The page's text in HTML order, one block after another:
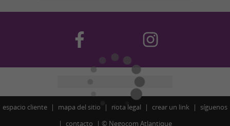
espacio cliente mapa del sitio nota legal crear un link
síguenos
contacto
© Negocom Atlantique